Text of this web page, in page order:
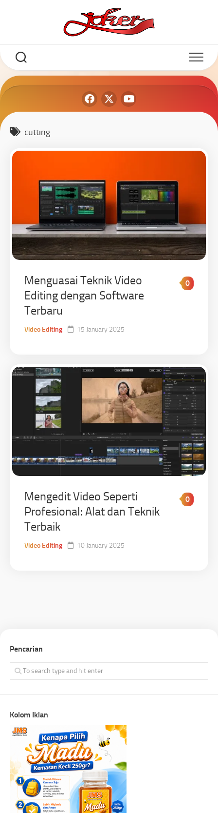
cutting
Menguasai Teknik Video
Editing dengan Software
Terbaru
0
Video Editing 15 January 2025
Mengedit Video Seperti
Profesional: Alat dan Teknik
Terbaik
0
Video Editing 10 January 2025
Pencarian
Kolom Iklan